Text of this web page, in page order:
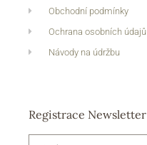
Obchodní podmínky
Ochrana osobních údajů
Návody na údržbu
Registrace Newsletter